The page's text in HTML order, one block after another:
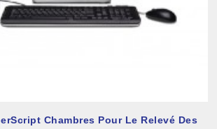
Chambres Pour Le Relevé Des